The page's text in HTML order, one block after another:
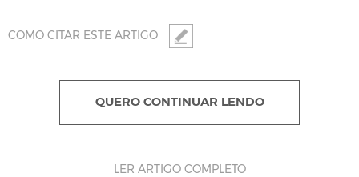
QUERO CONTINUAR LENDO
LER ARTIGO COMPLETO
COMO CITAR ESTE ARTIGO